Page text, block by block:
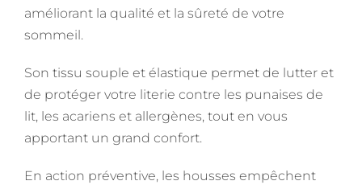
améliorant la qualité et la sûreté de votre
sommeil.
Son tissu souple et élastique permet de lutter et
de protéger votre literie contre les punaises de
lit, les acariens et allergènes, tout en vous
apportant un grand confort.
En action préventive, les housses empêchent